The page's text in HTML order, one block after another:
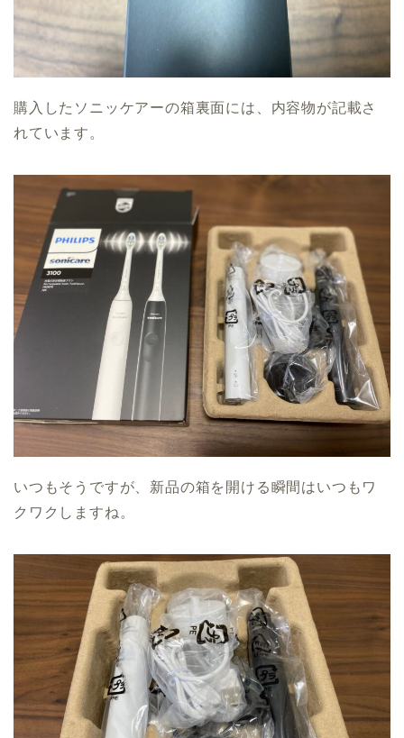
購入したソニッケアーの箱裏面には、内容物が記載さ
れています。
いつもそうですが、新品の箱を開ける瞬間はいつもワ
クワクしますね。